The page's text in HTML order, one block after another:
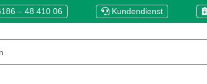
– 48 410 06 Kundendienst